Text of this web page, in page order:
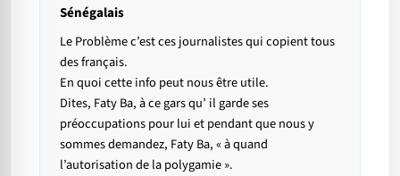
Sénégalais
Le Problème c’est ces journalistes qui copient tous
des français.
En quoi cette info peut nous être utile.
Dites, Faty Ba, à ce gars qu’ il garde ses
préoccupations pour lui et pendant que nous y
sommes demandez, Faty Ba, « à quand
l’autorisation de la polygamie ».